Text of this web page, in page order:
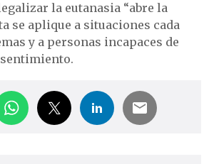
la eutanasia “abre la
se aplique a situaciones cada
y a personas incapaces de